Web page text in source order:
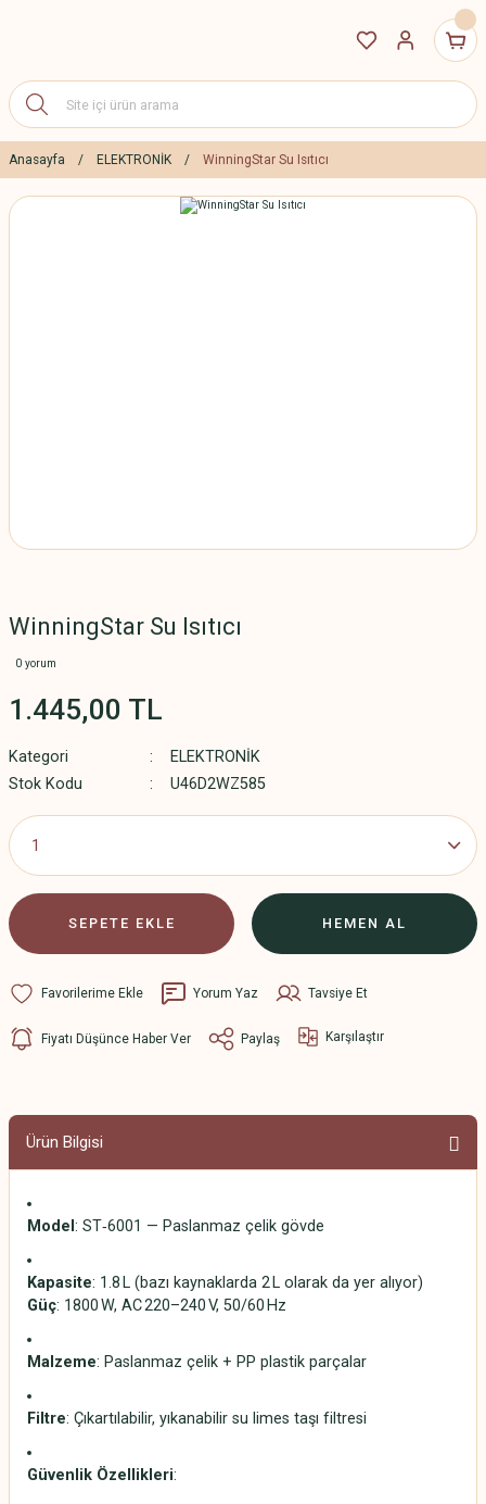
Anasayfa ELEKTRONİK WinningStar Su Isıtıcı
WinningStar Su Isıtıcı
0 yorum
1.445,00 TL
Kategori
ELEKTRONİK
Stok Kodu
U46D2WZ585
SEPETE EKLE HEMEN AL
Yorum Yaz Tavsiye Et
Fiyatı Düşünce Haber Ver Paylaş Karşılaştır
Ürün Bilgisi
Model : ST‑6001 — Paslanmaz çelik gövde
Kapasite: 1.8 L (bazı kaynaklarda 2 L olarak da yer alıyor)
Güç: 1800 W, AC 220–240 V, 50/60 Hz
Malzeme: Paslanmaz çelik + PP plastik parçalar
Filtre: Çıkartılabilir, yıkanabilir su limes taşı filtresi
Güvenlik Özellikleri: